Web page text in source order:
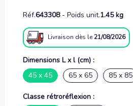
Réf.643308- Poids unit.1.45 kg
Livraison dès le21/08/2026
Dimensions L x l (cm) :
45 x 45
65 x 65 85 x 85
Classe rétroréflexion :